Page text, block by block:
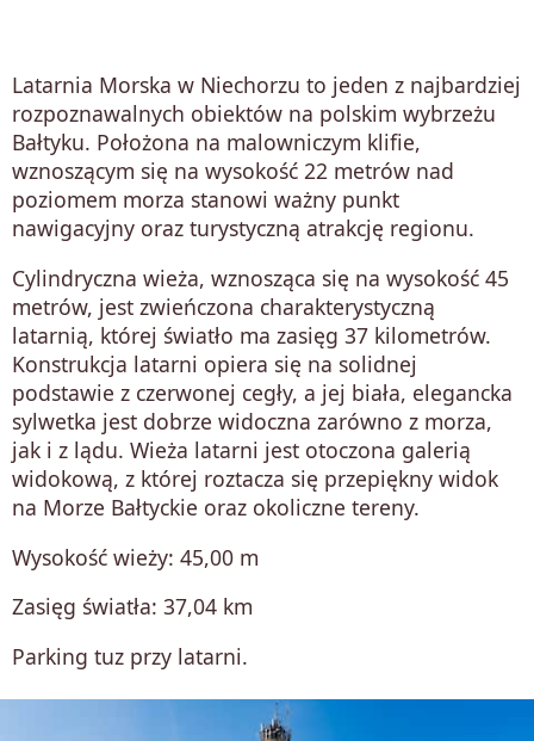
Latarnia Morska w Niechorzu to jeden z najbardziej
rozpoznawalnych obiektów na polskim wybrzeżu
Bałtyku. Położona na malowniczym klifie,
wznoszącym się na wysokość 22 metrów nad
poziomem morza stanowi ważny punkt
nawigacyjny oraz turystyczną atrakcję regionu.
Cylindryczna wieża, wznosząca się na wysokość 45
metrów, jest zwieńczona charakterystyczną
latarnią, której światło ma zasięg 37 kilometrów.
Konstrukcja latarni opiera się na solidnej
podstawie z czerwonej cegły, a jej biała, elegancka
sylwetka jest dobrze widoczna zarówno z morza,
jak i z lądu. Wieża latarni jest otoczona galerią
widokową, z której roztacza się przepiękny widok
na Morze Bałtyckie oraz okoliczne tereny.
Wysokość wieży: 45,00 m
Zasięg światła: 37,04 km
Parking tuz przy latarni.